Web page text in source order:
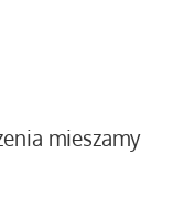
mieszamy